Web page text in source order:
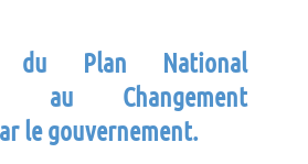
du Plan National
au Changement
le gouvernement.